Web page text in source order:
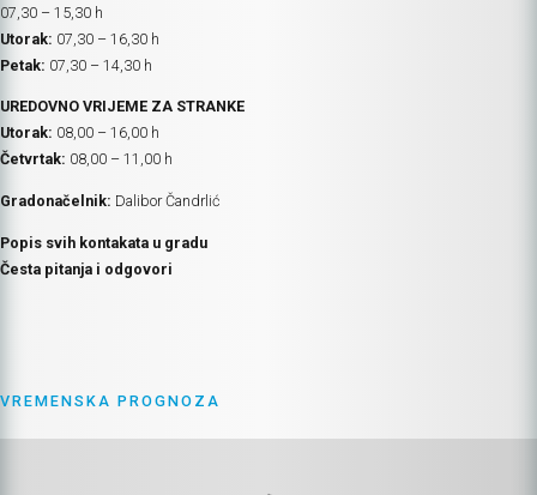
07,30 – 15,30 h
Utorak: 07,30 – 16,30 h
Petak: 07,30 – 14,30 h
UREDOVNO VRIJEME ZA STRANKE
Utorak: 08,00 – 16,00 h
Četvrtak: 08,00 – 11,00 h
Gradonačelnik: Dalibor Čandrlić
Popis svih kontakata u gradu
Česta pitanja i odgovori
VREMENSKA PROGNOZA